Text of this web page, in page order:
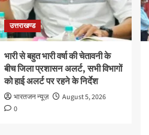
उत्तराखण्ड
भारी से बहुत भारी वर्षा की चेतावनी के
बीच जिला प्रशासन अलर्ट, सभी विभागों
को हाई अलर्ट पर रहने के निर्देश
भारतजन न्यूज़
August 5, 2026
0